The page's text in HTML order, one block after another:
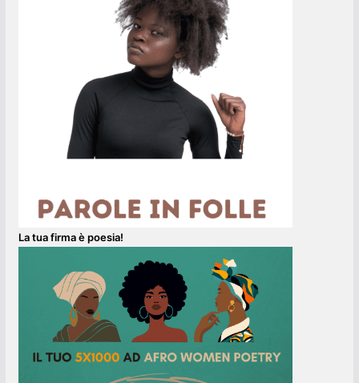
La tua firma è poesia!